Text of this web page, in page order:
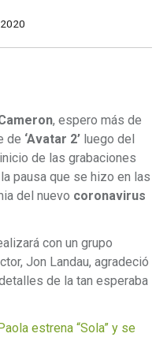
, espero más de
de ‘Avatar 2’ luego del
de las grabaciones
pausa que se hizo en las
del nuevo coronavirus
con un grupo
Jon Landau, agradeció
de la tan esperaba
estrena “Sola” y se